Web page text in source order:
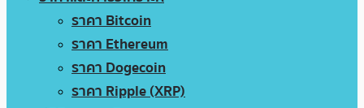
ราคา Bitcoin
ราคา Ethereum
ราคา Dogecoin
ราคา Ripple (XRP)